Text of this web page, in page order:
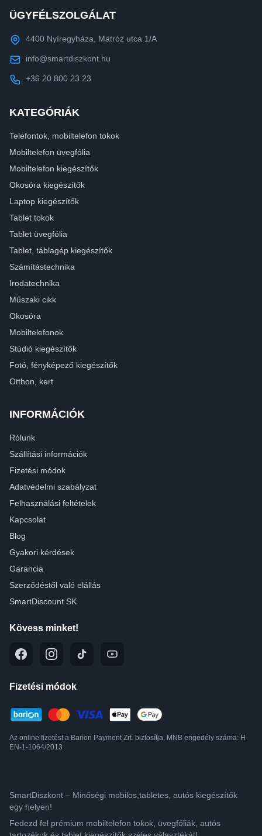
ÜGYFÉLSZOLGÁLAT
4400 Nyíregyháza, Matróz utca 1/A
info@smartdiszkont.hu
+36 20 800 23 23
KATEGÓRIÁK
Telefontok, mobiltelefon tokok
Mobiltelefon üvegfólia
Mobiltelefon kiegészítők
Okosóra kiegészítők
Laptop kiegészítők
Tablet tokok
Tablet üvegfólia
Tablet, táblagép kiegészítők
Számítástechnika
Irodatechnika
Műszaki cikk
Okosóra
Mobiltelefonok
Stúdió kiegészítők
Fotó, fényképező kiegészítők
Otthon, kert
INFORMÁCIÓK
Rólunk
Szállítási információk
Fizetési módok
Adatvédelmi szabályzat
Felhasználási feltételek
Kapcsolat
Blog
Gyakori kérdések
Garancia
Szerződéstől való elállás
SmartDiscount SK
Kövess minket!
Fizetési módok
Az online fizetést a Barion Payment Zrt. biztosítja, MNB engedély száma: H-
EN-1-1064/2013
SmartDiszkont – Minőségi mobilos,tabletes, autós kiegészítők
egy helyen!
Fedezd fel prémium mobiltelefon tokok, üvegfóliák, autós